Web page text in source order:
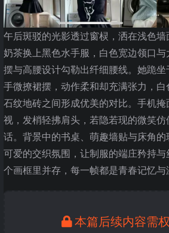
午后斑驳的光影透过窗棂，洒在浅色
奶茶换上黑色水手服，白色宽边领口
摆与高腰设计勾勒出纤细腰线。她跪
手微撩裙摆，动作柔和却充满张力，
石纹地砖之间形成优美的对比。手机
视，发梢轻拂肩头，若隐若现的微笑
话。背景中的书桌、萌趣墙贴与床角
可爱的交织氛围，让制服的端庄矜持
个画框里并存，每一帧都是青春记忆与
本篇后续内容需